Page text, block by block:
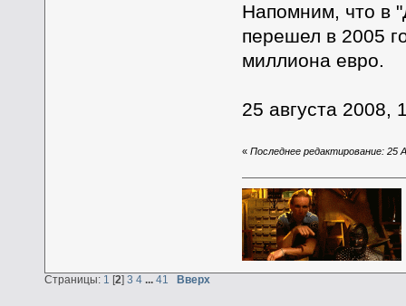
Напомним, что в
перешел в 2005
миллиона евро.
25 августа 2008,
« Последнее редактирование: 25
Страницы: 1 [2] 3 4 ... 41 Вверх